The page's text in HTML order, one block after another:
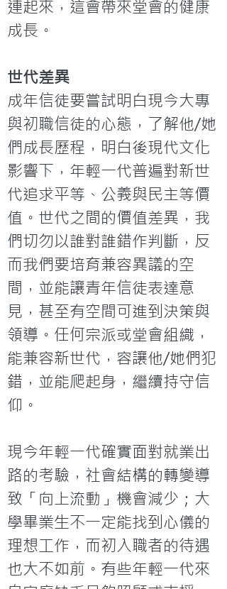
連起來，這會帶來堂會的健康
成長。
世代差異
成年信徒要嘗試明白現今大專
與初職信徒的心態，了解他/她
們成長歷程，明白後現代文化
影響下，年輕一代普遍對新世
代追求平等、公義與民主等價
值。世代之間的價值差異，我
們切勿以誰對誰錯作判斷，反
而我們要培育兼容異議的空
間，並能讓青年信徒表達意
見，甚至有空間可進到決策與
領導。任何宗派或堂會組織，
能兼容新世代，容讓他/她們犯
錯，並能爬起身，繼續持守信
仰。
現今年輕一代確實面對就業出
路的考驗，社會結構的轉變導
致「向上流動」機會減少；大
學畢業生不一定能找到心儀的
理想工作，而初入職者的待遇
也大不如前。有些年輕一代來